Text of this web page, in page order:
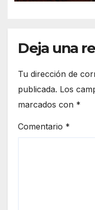
Deja una
Tu dirección de
publicada. Los
marcados con *
Comentario *